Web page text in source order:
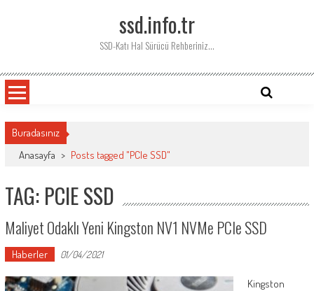
ssd.info.tr
SSD-Katı Hal Sürücü Rehberiniz…
Buradasınız
Anasayfa > Posts tagged "PCIe SSD"
TAG: PCIE SSD
Maliyet Odaklı Yeni Kingston NV1 NVMe PCIe SSD
Haberler 01/04/2021
Kingston